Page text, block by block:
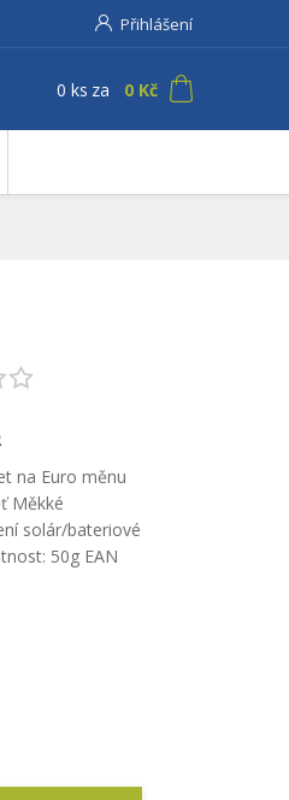
Přihlášení
0 ks za 0 Kč
na Euro měnu
Měkké
solár/bateriové
50g EAN